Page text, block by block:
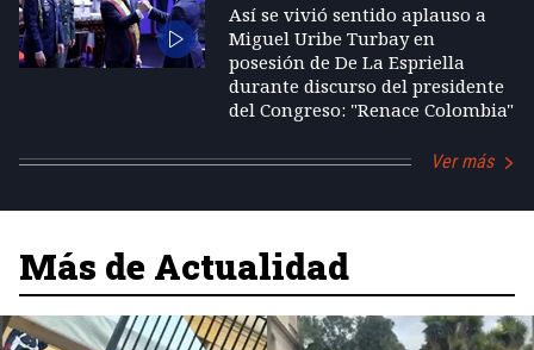
Así se vivió sentido aplauso a
Miguel Uribe Turbay en
posesión de De La Espriella
durante discurso del presidente
del Congreso: "Renace Colombia"
Ver más
Más de Actualidad